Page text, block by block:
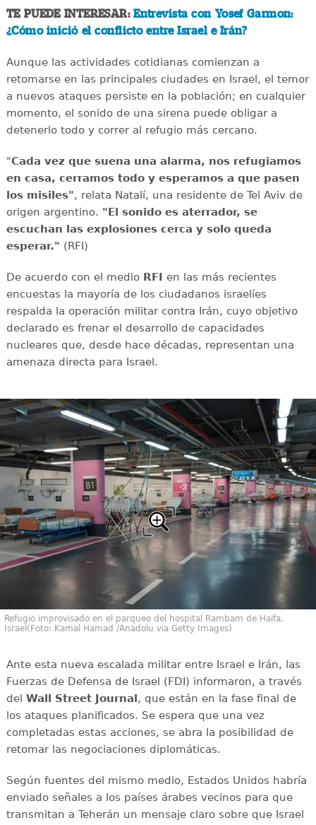
TE PUEDE INTERESAR:Entrevista con Yosef Garmon:
¿Cómo inició el conflicto entre Israel e Irán?
Aunque las actividades cotidianas comienzan a
retomarse en las principales ciudades en Israel, el temor
a nuevos ataques persiste en la población; en cualquier
momento, el sonido de una sirena puede obligar a
detenerlo todo y correr al refugio más cercano.
"Cada vez que suena una alarma, nos refugiamos
en casa, cerramos todo y esperamos a que pasen
los misiles", relata Natalí, una residente de Tel Aviv de
origen argentino. "El sonido es aterrador, se
escuchan las explosiones cerca y solo queda
esperar." (RFI)
De acuerdo con el medio RFI en las más recientes
encuestas la mayoría de los ciudadanos israelíes
respalda la operación militar contra Irán, cuyo objetivo
declarado es frenar el desarrollo de capacidades
nucleares que, desde hace décadas, representan una
amenaza directa para Israel.
Refugio improvisado en el parqueo del hospital Rambam de Haifa,
Israel(Foto: Kamal Hamad /Anadolu via Getty Images)
Ante esta nueva escalada militar entre Israel e Irán, las
Fuerzas de Defensa de Israel (FDI) informaron, a través
del Wall Street Journal , que están en la fase final de
los ataques planificados. Se espera que una vez
completadas estas acciones, se abra la posibilidad de
retomar las negociaciones diplomáticas.
Según fuentes del mismo medio, Estados Unidos habría
enviado señales a los países árabes vecinos para que
transmitan a Teherán un mensaje claro sobre que Israel